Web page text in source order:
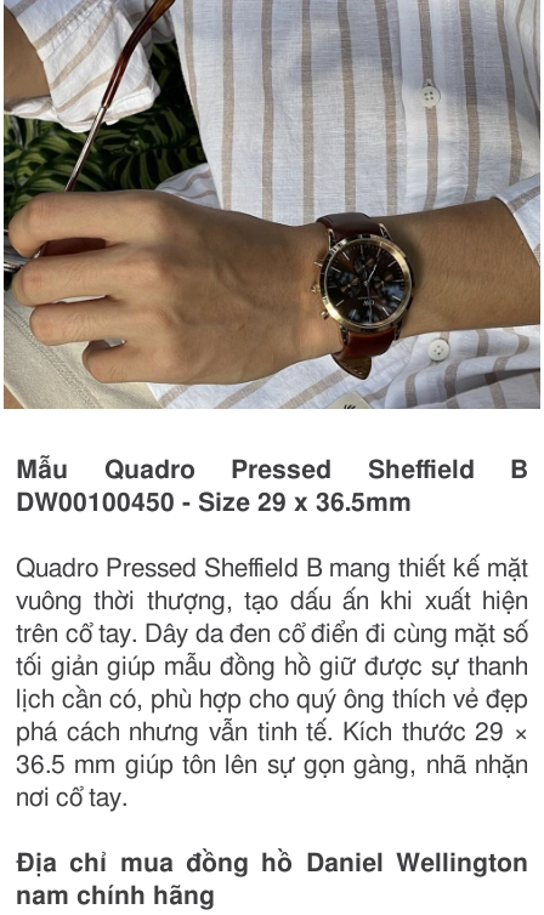
Mẫu Quadro Pressed Sheffield B
DW00100450 - Size 29 x 36.5mm
Quadro Pressed Sheffield B mang thiết kế mặt
vuông thời thượng, tạo dấu ấn khi xuất hiện
trên cổ tay. Dây da đen cổ điển đi cùng mặt số
tối giản giúp mẫu đồng hồ giữ được sự thanh
lịch cần có, phù hợp cho quý ông thích vẻ đẹp
phá cách nhưng vẫn tinh tế. Kích thước 29 ×
36.5 mm giúp tôn lên sự gọn gàng, nhã nhặn
nơi cổ tay.
Địa chỉ mua đồng hồ Daniel Wellington
nam chính hãng